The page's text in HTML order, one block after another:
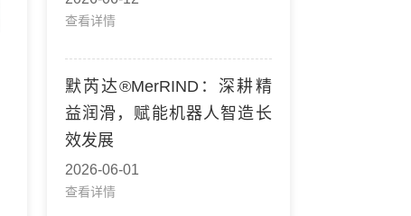
查看详情
默芮达®MerRIND：深耕精
益润滑，赋能机器人智造长
效发展
2026-06-01
查看详情